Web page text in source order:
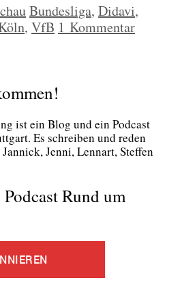
Schlagwörter
Bundesliga, Didavi,
, VfB 1 Kommentar
ist ein Blog und ein Pod­cast
Es schrei­ben und reden
Jen­ni, Lenn­art, Stef­fen
Rund um